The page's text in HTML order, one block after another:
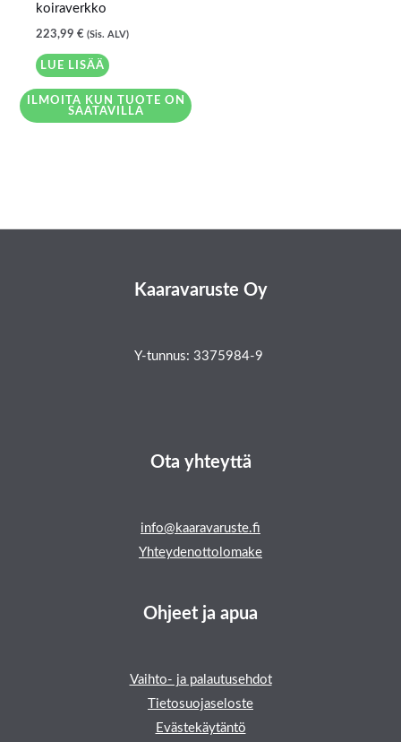
koiraverkko
223,99 € (Sis. ALV)
LUE LISÄÄ
ILMOITA KUN TUOTE ON
SAATAVILLA
Kaaravaruste Oy
Y-tunnus: 3375984-9
Ota yhteyttä
info@kaaravaruste.fi
Yhteydenottolomake
Ohjeet ja apua
Vaihto- ja palautusehdot
Tietosuojaseloste
Evästekäytäntö